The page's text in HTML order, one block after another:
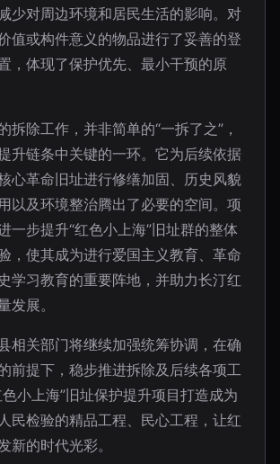
少对周边环境和居民生活的影响。对
值或构件意义的物品进行了妥善的登
，体现了保护优先、最小干预的原
拆除工作，并非简单的“一拆了之”，
升链条中关键的一环。它为后续依据
心革命旧址进行修缮加固、历史风貌
以及环境整治腾出了必要的空间。项
一步提升“红色小上海”旧址群的整体
，使其成为进行爱国主义教育、革命
学习教育的重要阵地，并助力长汀红
发展。
相关部门将继续加强统筹协调，在确
前提下，稳步推进拆除及后续各项工
小上海”旧址保护提升项目打造成为
民检验的精品工程、民心工程，让红
新的时代光彩。